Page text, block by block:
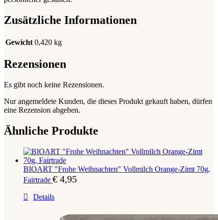
Zusätzliche Informationen
Gewicht 0,420 kg
Rezensionen
Es gibt noch keine Rezensionen.
Nur angemeldete Kunden, die dieses Produkt gekauft haben, dürfen
eine Rezension abgeben.
Ähnliche Produkte
BIOART "Frohe Weihnachten" Vollmilch Orange-Zimt 70g,
Fairtrade € 4,95
Details